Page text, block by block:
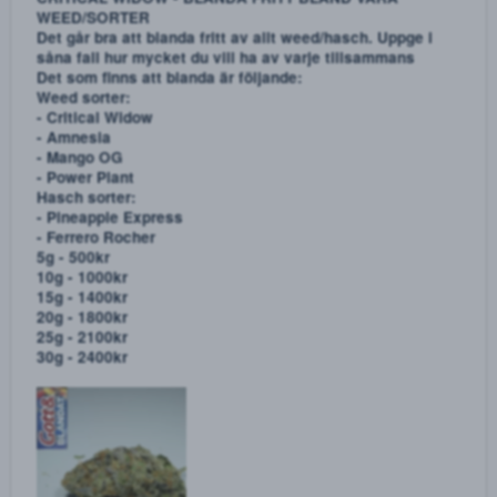
Mycket fin batch av 2cb-b, 24mg i varje piller samt
smaksatta med banan.
5st - 300kr
10st - 600kr
20st - 1000kr
25st - 1200kr
30st - 1350kr
GRÖNA HEINEKEN XTC 280 mg
10st - 300kr
20st - 600kr